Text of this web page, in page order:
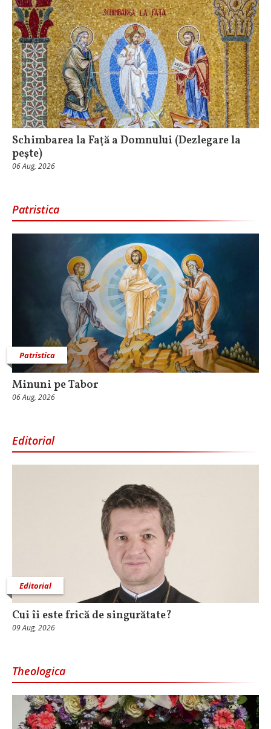
Schimbarea la Faţă a Domnului (Dezlegare la
peşte)
06 Aug, 2026
Patristica
Patristica
Minuni pe Tabor
06 Aug, 2026
Editorial
Editorial
Cui îi este frică de singurătate?
09 Aug, 2026
Theologica